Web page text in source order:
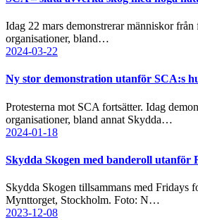
Idag 22 mars demonstrerar människor
organisationer, bland…
2024-03-22
Ny stor demonstration utanför SCA:s
Protesterna mot SCA fortsätter. Idag
organisationer, bland annat Skydda…
2024-01-18
Skydda Skogen med banderoll utanför
Skydda Skogen tillsammans med Fridays
Mynttorget, Stockholm. Foto: N…
2023-12-08